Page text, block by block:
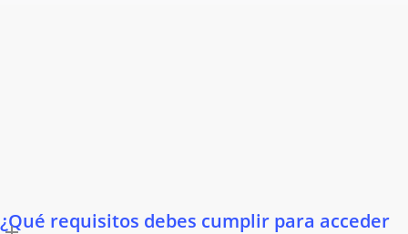
¿Qué requisitos debes cumplir para acceder